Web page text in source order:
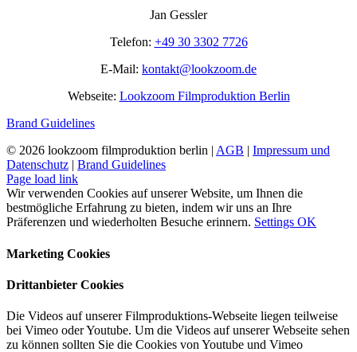
gemacht
werden?
Jan Gessler
Telefon: +49 30 3302 7726
E-Mail: kontakt@lookzoom.de
Webseite: Lookzoom Filmproduktion Berlin
Brand Guidelines
© 2026 lookzoom filmproduktion berlin | AGB | Impressum und
Datenschutz | Brand Guidelines
Facebook
Vimeo
YouTube
Instagram
Page load link
Wir verwenden Cookies auf unserer Website, um Ihnen die
bestmögliche Erfahrung zu bieten, indem wir uns an Ihre
Präferenzen und wiederholten Besuche erinnern. Settings OK
Marketing Cookies
Drittanbieter Cookies
Die Videos auf unserer Filmproduktions-Webseite liegen teilweise
bei Vimeo oder Youtube. Um die Videos auf unserer Webseite sehen
zu können sollten Sie die Cookies von Youtube und Vimeo